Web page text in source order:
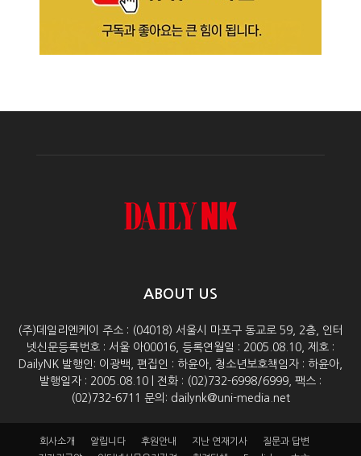
ABOUT US
(주)데일리엔케이 주소 : (04018) 서울시 마포구 동교로 59, 2층, 인터
넷신문등록번호 : 서울 아00016, 등록연월일 : 2005.08.10, 제호 :
DailyNK 발행인: 이광백, 편집인 : 하윤아, 청소년보호책임자 : 하윤아,
발행일자 : 2005.08.10 | 전화 : (02)732-6998/6999, 팩스 :
(02)732-6711 문의: dailynk@uni-media.net
회사소개 알립니다 후원안내 지난 연재기사
질문과 답변